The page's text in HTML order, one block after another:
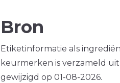
Bron
Etiketinformatie als
keurmerken is verzameld uit
gewijzigd op 01-08-2026.